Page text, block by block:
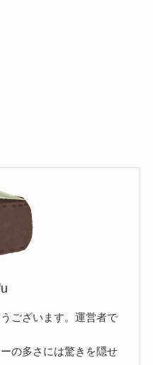
ございます。運営者で
の多さには驚きを隠せ